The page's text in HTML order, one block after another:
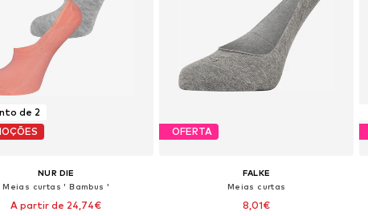
de 2
NUR DIE
Meias curtas ' Bambus '
A partir de 24,74€
OFERTA
FALKE
Meias curtas
8,01€